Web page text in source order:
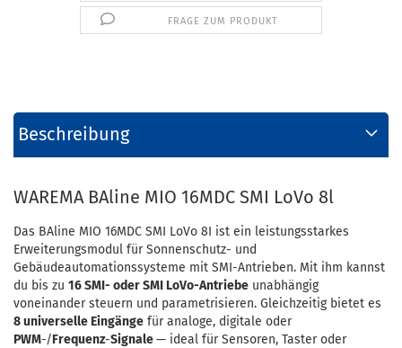
FRAGE ZUM PRODUKT
Beschreibung
WAREMA BAline MIO 16MDC SMI LoVo 8l
Das BAline MIO 16MDC SMI LoVo 8I ist ein leistungsstarkes
Erweiterungsmodul für Sonnenschutz- und
Gebäudeautomationssysteme mit SMI-Antrieben. Mit ihm kannst
du bis zu 16 SMI- oder SMI LoVo-Antriebe unabhängig
voneinander steuern und parametrisieren. Gleichzeitig bietet es
8 universelle Eingänge für analoge, digitale oder
PWM-/Frequenz-Signale— ideal für Sensoren, Taster oder